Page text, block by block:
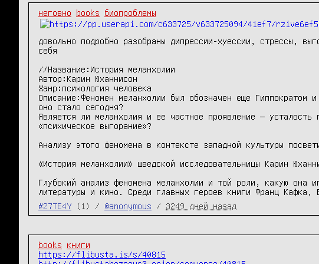
неговно books
биопроблемы
довольно подробно разобраны дипрессии-хуессии, стрессы,
себя
//Название:История меланхолии
Автор:Карин Юханнисон
Жанр:психология человека
Описание:Феномен меланхолии был обозначен еще
оно стало сегодня?
Является ли меланхолия и ее частное проявление — усталость
«психическое выгорание»?
Анализу этого феномена в контексте западной культуры
«История меланхолии» шведской исследовательницы Карин
Глубокий анализ феномена меланхолии и той роли, какую она
литературы и кино. Среди главных героев книги Франц
#27TE4Y
(1) / @anonymous / 3249 дней назад
books
книги
https://flibusta.is/s/40815